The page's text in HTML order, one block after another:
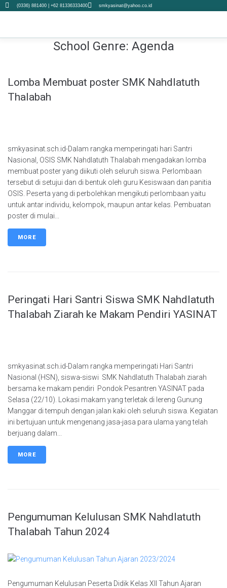
(0336) 881400 | +62 81336333400 smkyasinat@yahoo.co.id
School Genre: Agenda
Lomba Membuat poster SMK Nahdlatuth
Thalabah
smkyasinat.sch.id-Dalam rangka memperingati hari Santri
Nasional, OSIS SMK Nahdlatuth Thalabah mengadakan lomba
membuat poster yang diikuti oleh seluruh siswa. Perlombaan
tersebut di setujui dan di bentuk oleh guru Kesiswaan dan panitia
OSIS. Peserta yang di perbolehkan mengikuti perlombaan yaitu
untuk antar individu, kelompok, maupun antar kelas. Pembuatan
poster di mulai...
MORE
Peringati Hari Santri Siswa SMK Nahdlatuth
Thalabah Ziarah ke Makam Pendiri YASINAT
smkyasinat.sch.id-Dalam rangka memperingati Hari Santri
Nasional (HSN), siswa-siswi SMK Nahdlatuth Thalabah ziarah
bersama ke makam pendiri Pondok Pesantren YASINAT pada
Selasa (22/10). Lokasi makam yang terletak di lereng Gunung
Manggar di tempuh dengan jalan kaki oleh seluruh siswa. Kegiatan
ini bertujuan untuk mengenang jasa-jasa para ulama yang telah
berjuang dalam...
MORE
Pengumuman Kelulusan SMK Nahdlatuth
Thalabah Tahun 2024
Pengumuman Kelulusan Peserta Didik Kelas XII Tahun Ajaran